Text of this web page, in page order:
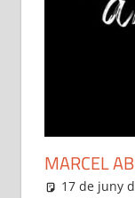
MARCEL
17 de juny